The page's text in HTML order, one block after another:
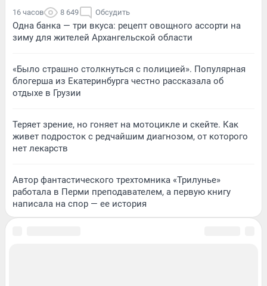
16 часов 8 649 Обсудить
Одна банка — три вкуса: рецепт овощного ассорти на
зиму для жителей Архангельской области
«Было страшно столкнуться с полицией». Популярная
блогерша из Екатеринбурга честно рассказала об
отдыхе в Грузии
Теряет зрение, но гоняет на мотоцикле и скейте. Как
живет подросток с редчайшим диагнозом, от которого
нет лекарств
Автор фантастического трехтомника «Трилунье»
работала в Перми преподавателем, а первую книгу
написала на спор — ее история